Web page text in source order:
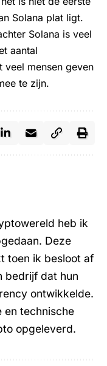
Solana plat ligt.
Solana is veel
aantal
veel mensen geven
te zijn.
heb ik
Deze
toen ik besloot af
bedrijf dat hun
ontwikkelde.
en technische
opgeleverd.